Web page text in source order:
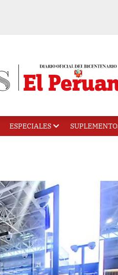
ESPECIALES